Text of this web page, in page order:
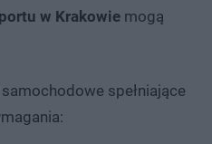
w Krakowie mogą
spełniające